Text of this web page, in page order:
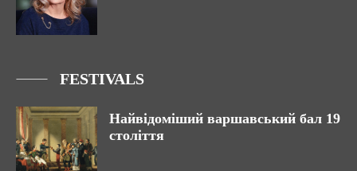
FESTIVALS
Найвідоміший варшавський бал 19
століття